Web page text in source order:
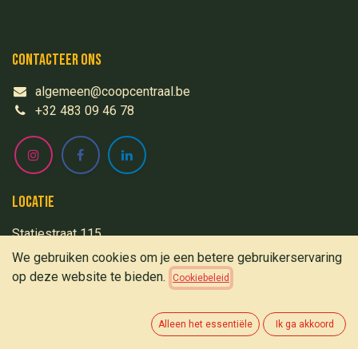
Contacteer ons
algemeen@coopcentraal.be
+32 483 09 46 78
Locatie
Statiestraat 115
2600 Berchem
Coop Centraal erkende CVSO
We gebruiken cookies om je een betere gebruikerservaring
op deze website te bieden.
Cookiebeleid
Alleen het essentiële Ik ga akkoord